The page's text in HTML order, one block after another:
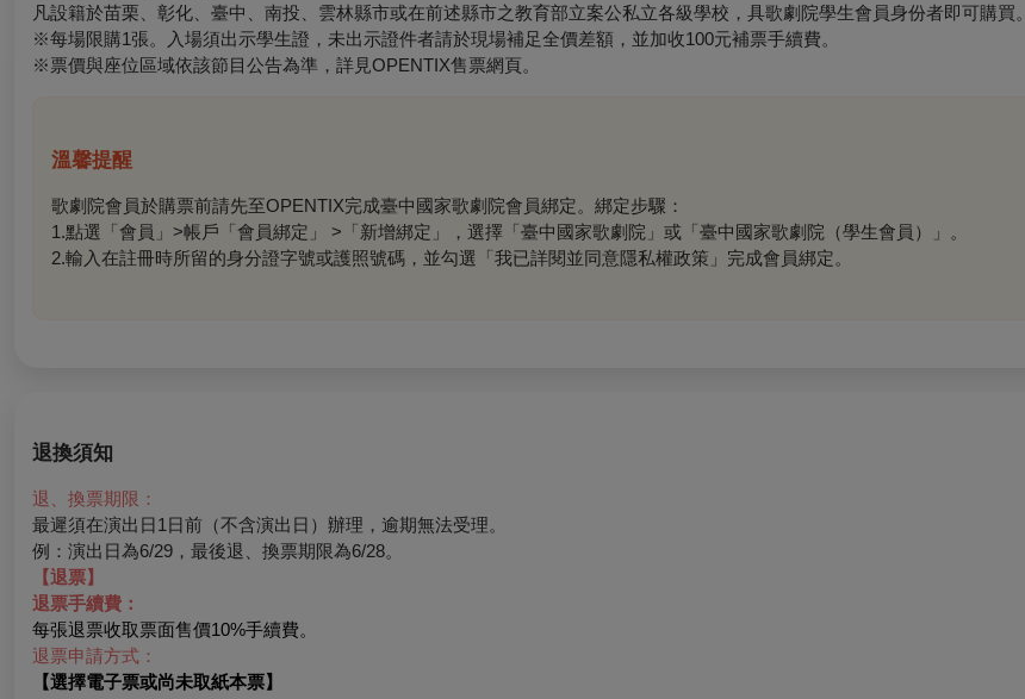
凡設籍於苗栗、彰化、臺中、南投、雲林縣市或在前述縣市之教育部立案公私立各級學校，具歌劇院學生會員身份者即可購買。
※每場限購1張。入場須出示學生證，未出示證件者請於現場補足全價差額，並加收100元補票手續費。
※票價與座位區域依該節目公告為準，詳見OPENTIX售票網頁。
溫馨提醒
歌劇院會員於購票前請先至OPENTIX完成臺中國家歌劇院會員綁定。綁定步驟：
1.點選「會員」>帳戶「會員綁定」 >「新增綁定」，選擇「臺中國家歌劇院」或「臺中國家歌劇院（學生會員）」。
2.輸入在註冊時所留的身分證字號或護照號碼，並勾選「我已詳閱並同意隱私權政策」完成會員綁定。
退換須知
退、換票期限：
最遲須在演出日1日前（不含演出日）辦理，逾期無法受理。
例：演出日為6/29，最後退、換票期限為6/28。
【退票】
退票手續費：
每張退票收取票面售價10%手續費。
退票申請方式：
【選擇電子票或尚未取紙本票】